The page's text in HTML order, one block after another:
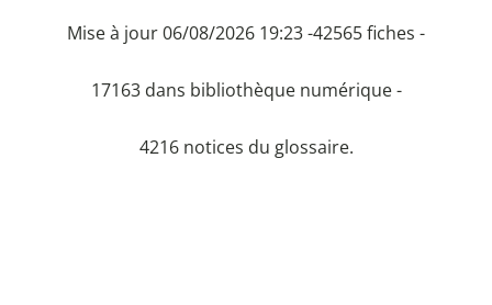
Mise à jour 06/08/2026 19:23 -42565 fiches -
17163 dans bibliothèque numérique -
4216 notices du glossaire.